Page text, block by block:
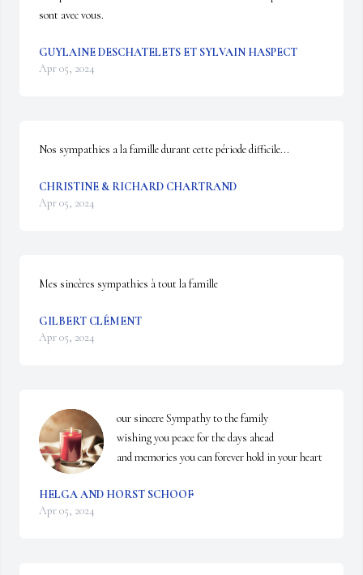
sont avec vous.
GUYLAINE DESCHATELETS ET SYLVAIN HASPECT
Apr 05, 2024
Nos sympathies a la famille durant cette période difficile...
CHRISTINE & RICHARD CHARTRAND
Apr 05, 2024
Mes sincères sympathies à tout la famille
GILBERT CLÉMENT
Apr 05, 2024
our sincere Sympathy to the family
wishing you peace for the days ahead
and memories you can forever hold in your heart
HELGA AND HORST SCHOOF
Apr 05, 2024